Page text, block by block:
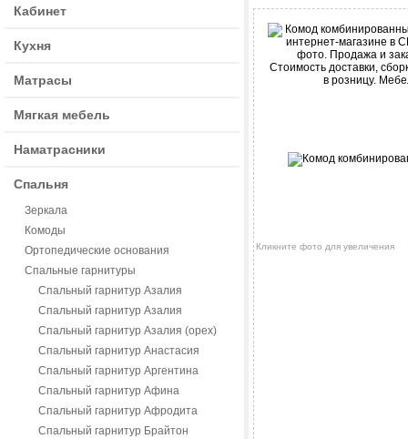
Кабинет
Кухня
Матрасы
Мягкая мебель
Наматрасники
Спальня
Зеркала
Комоды
Ортопедические основания
Спальные гарнитуры
Спальный гарнитур Азалия
Спальный гарнитур Азалия
Спальный гарнитур Азалия (орех)
Спальный гарнитур Анастасия
Спальный гарнитур Аргентина
Спальный гарнитур Афина
Спальный гарнитур Афродита
Спальный гарнитур Брайтон
Кликните фото для увеличения